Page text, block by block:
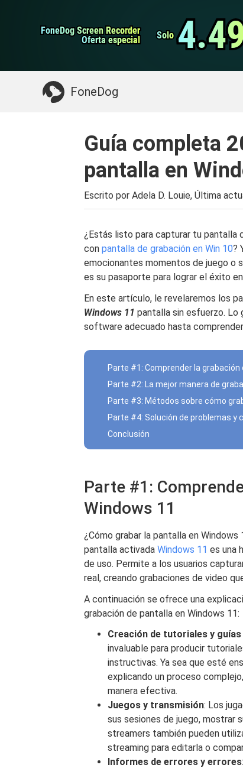
FoneDog Screen Recorder
FoneDog Screen Recorder
Oferta especial
Oferta especial Solo
Solo
FoneDog
Limpiador de iPhone
Algo que puede necesitar:
Guía completa
pantalla en
Escrito por Adela D. Louie, Última
¿Estás listo para capturar tu pantalla
con pantalla de grabación en Win 10?
emocionantes momentos de juego o
es su pasaporte para lograr el éxito
En este artículo, le revelaremos los
Windows 11 pantalla sin esfuerzo. Lo
software adecuado hasta
Parte #1: Comprender la grabación
Parte #2: La mejor manera de
Parte #3: Métodos sobre cómo
Parte #4: Solución de problemas y
Conclusión
Parte #1:
Windows 11
¿Cómo grabar la pantalla en
pantalla activada Windows 11 es una
de uso. Permite a los usuarios
real, creando grabaciones de video
A continuación se ofrece una
grabación de pantalla en Windows 11:
Creación de tutoriales y
invaluable para producir
instructivas. Ya sea que esté
explicando un proceso
manera efectiva.
Juegos y transmisión: Los
sus sesiones de juego, mostrar
streamers también pueden
streaming para editarla o
Informes de errores y errores